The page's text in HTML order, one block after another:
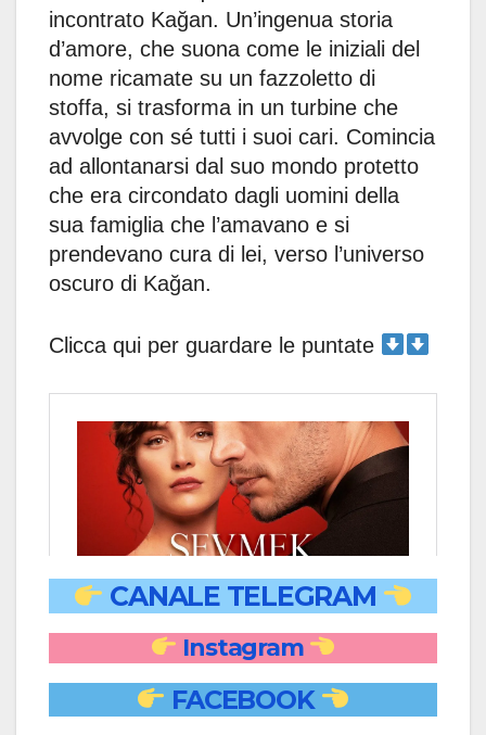
incontrato Kağan. Un’ingenua storia
d’amore, che suona come le iniziali del
nome ricamate su un fazzoletto di
stoffa, si trasforma in un turbine che
avvolge con sé tutti i suoi cari. Comincia
ad allontanarsi dal suo mondo protetto
che era circondato dagli uomini della
sua famiglia che l’amavano e si
prendevano cura di lei, verso l’universo
oscuro di Kağan.
Clicca qui per guardare le puntate
CANALE TELEGRAM
Instagram
FACEBOOK